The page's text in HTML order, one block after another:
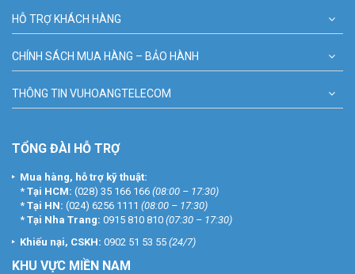
HỖ TRỢ KHÁCH HÀNG
CHÍNH SÁCH MUA HÀNG – BẢO HÀNH
THÔNG TIN VUHOANGTELECOM
TỔNG ĐÀI HỖ TRỢ
Mua hàng, hỗ trợ kỹ thuật:
* Tại HCM: (028) 35 166 166 (08:00 – 17:30)
* Tại HN: (024) 6256 1111 (08:00 – 17:30)
* Tại Nha Trang: 0915 810 810 (07:30 – 17:30)
Khiếu nại, CSKH: 0902 51 53 55 (24/7)
KHU VỰC MIỀN NAM